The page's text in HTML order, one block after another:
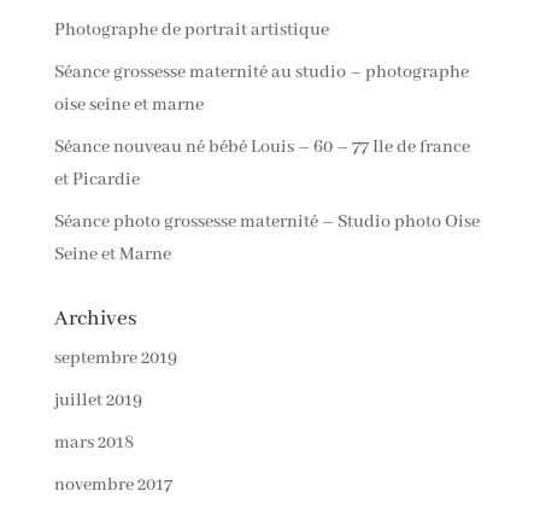
Photographe de portrait artistique
Séance grossesse maternité au studio – photographe
oise seine et marne
Séance nouveau né bébé Louis – 60 – 77 Ile de france
et Picardie
Séance photo grossesse maternité – Studio photo Oise
Seine et Marne
Archives
septembre 2019
juillet 2019
mars 2018
novembre 2017